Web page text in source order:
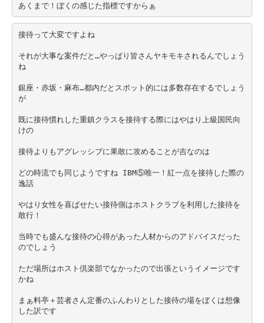
あくまで！ぼくの感じた指標ですからぁ
接待って大変ですよね
それが大事な案件だと…やっぱり皆さんヤキモキされるんでしょう
ね
銀座・赤坂・麻布…都内だとスポット的には多数存在するでしょう
が
既に接待慣れした重鎮クラスを接待する際にはやはり上級国民向
けの
接待よりもアグレッシブに果敢に攻めることが吉なのは
どの時流でも同じようですね IBM⑤唯一！紅一点を接待した際の
逸話
やはり女性を喜ばせたい接待側はホストクラブを利用した接待を
敢行！
当時でも盛んな接待の心得があった人材からのアドバイスだった
のでしょう
ただ場所はホスト倶楽部でなかったので出張というイメージです
かね
まぁ料亭＋芸者さん定番のふんわりとした接待の場をぼくは想像
した訳です